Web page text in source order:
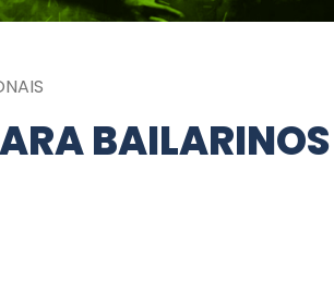
BAILARINOS